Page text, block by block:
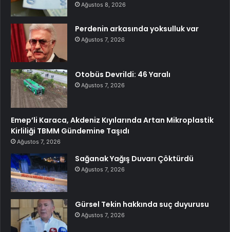
Ağustos 8, 2026
Perdenin arkasında yoksulluk var
Ağustos 7, 2026
Otobüs Devrildi: 46 Yaralı
Ağustos 7, 2026
Emep’li Karaca, Akdeniz Kıyılarında Artan Mikroplastik
Kirliliği TBMM Gündemine Taşıdı
Ağustos 7, 2026
Sağanak Yağış Duvarı Çöktürdü
Ağustos 7, 2026
Gürsel Tekin hakkında suç duyurusu
Ağustos 7, 2026